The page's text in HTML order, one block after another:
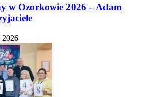
w Ozorkowie 2026 – Adam
2026